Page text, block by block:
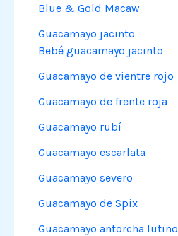
Blue & Gold Macaw
Guacamayo jacinto
Bebé guacamayo jacinto
Guacamayo de vientre rojo
Guacamayo de frente roja
Guacamayo rubí
Guacamayo escarlata
Guacamayo severo
Guacamayo de Spix
Guacamayo antorcha lutino